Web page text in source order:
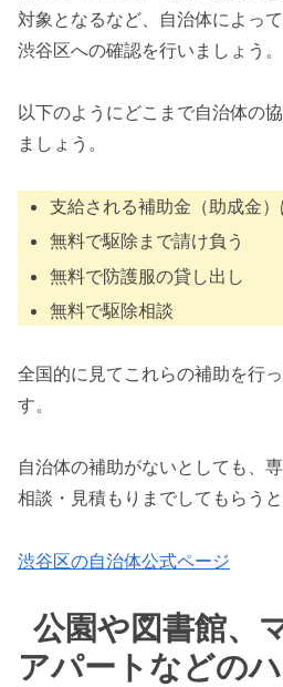
対象となるなど、自治体によっ
渋谷区への確認を行いましょう。
以下のようにどこまで自治体の
ましょう。
支給される補助金（助成金
無料で駆除まで請け負う
無料で防護服の貸し出し
無料で駆除相談
全国的に見てこれらの補助を行
す。
自治体の補助がないとしても、
相談・見積もりまでしてもらうと
渋谷区の自治体公式ページ
公園や図書館、
アパートなどの